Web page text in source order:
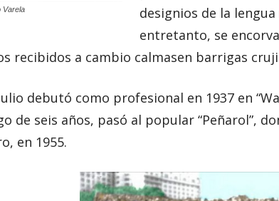
Varela
designios de la
entretanto, se
recibidos a cambio calmasen barrigas
debutó como profesional en 1937 en
de seis años, pasó al popular “Peñarol”,
en 1955.